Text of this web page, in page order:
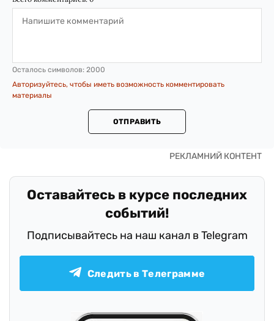
Осталось символов: 2000
Авторизуйтесь, чтобы иметь возможность комментировать
материалы
ОТПРАВИТЬ
Оставайтесь в курсе последних
событий!
Подписывайтесь на наш канал в Telegram
Следить в Телеграмме